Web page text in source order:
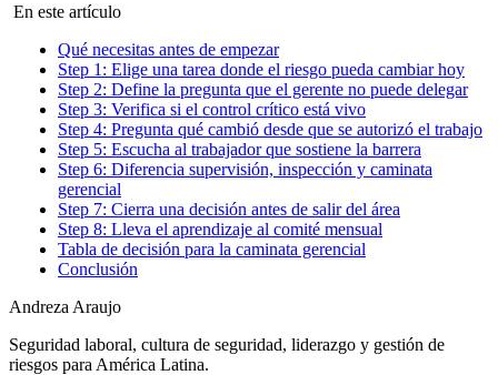
En este artículo
Qué necesitas antes de empezar
Step 1: Elige una tarea donde el riesgo pueda cambiar hoy
Step 2: Define la pregunta que el gerente no puede delegar
Step 3: Verifica si el control crítico está vivo
Step 4: Pregunta qué cambió desde que se autorizó el trabajo
Step 5: Escucha al trabajador que sostiene la barrera
Step 6: Diferencia supervisión, inspección y caminata
gerencial
Step 7: Cierra una decisión antes de salir del área
Step 8: Lleva el aprendizaje al comité mensual
Tabla de decisión para la caminata gerencial
Conclusión
Andreza Araujo
Seguridad laboral, cultura de seguridad, liderazgo y gestión de
riesgos para América Latina.